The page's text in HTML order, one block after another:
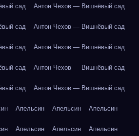
сад Антон Чехов — Вишнёвый сад
сад Антон Чехов — Вишнёвый сад
сад Антон Чехов — Вишнёвый сад
сад Антон Чехов — Вишнёвый сад
сад Антон Чехов — Вишнёвый сад
Апельсин Апельсин Апельсин
Апельсин Апельсин Апельсин